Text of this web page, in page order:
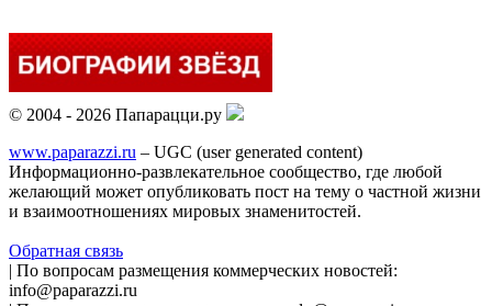
© 2004 - 2026 Папарацци.ру
www.paparazzi.ru – UGC (user generated content)
Информационно-развлекательное сообщество, где любой
желающий может опубликовать пост на тему о частной жизни
и взаимоотношениях мировых знаменитостей.
Обратная связь
| По вопросам размещения коммерческих новостей:
info@paparazzi.ru